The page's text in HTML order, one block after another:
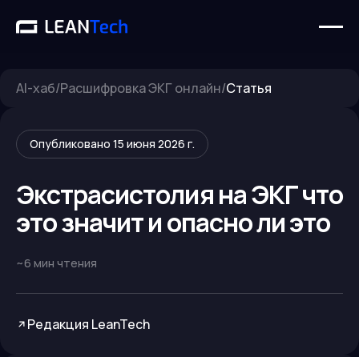
AI-хаб/Расшифровка ЭКГ онлайн/Статья
Опубликовано 15 июня 2026 г.
Экстрасистолия на ЭКГ что
это значит и опасно ли это
~6 мин чтения
Редакция LeanTech